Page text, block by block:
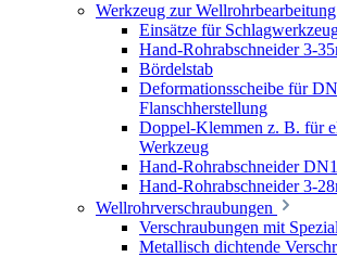
Werkzeug zur Wellrohrbearbeitung
Einsätze für
Hand-Rohrabschneider 3-
Bördelstab
Deformationsscheibe für
Flanschherstellung
Doppel-Klemmen z. B. für
Werkzeug
Hand-Rohrabschneider
Hand-Rohrabschneider 3-
Wellrohrverschraubungen
Verschraubungen mit
Metallisch dichtende